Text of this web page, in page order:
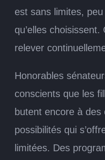
est sans limites,
qu’elles
relever
Honorables
conscients que les
butent encore à
possibilités qui
limitées. Des